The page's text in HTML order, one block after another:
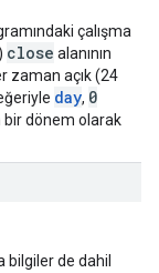
çalışma
close alanının
zaman açık (24
day, 0
bir dönem olarak
bilgiler de dahil